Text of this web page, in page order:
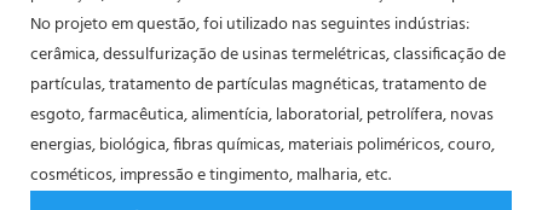
No projeto em questão, foi utilizado nas seguintes indústrias:
cerâmica, dessulfurização de usinas termelétricas, classificação de
partículas, tratamento de partículas magnéticas, tratamento de
esgoto, farmacêutica, alimentícia, laboratorial, petrolífera, novas
energias, biológica, fibras químicas, materiais poliméricos, couro,
cosméticos, impressão e tingimento, malharia, etc.